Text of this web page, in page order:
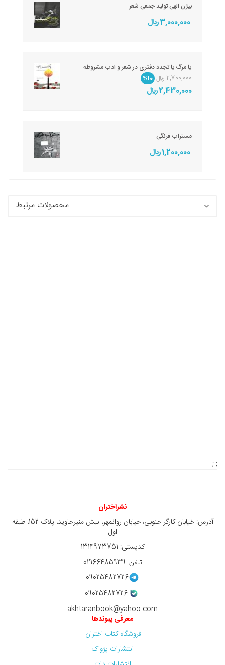
بیژن الهی تولید جمعی شعر
3,000,000 ريال
یا مرگ یا تجدد دفتری در شعر و ادب مشروطه
2,700,000 ريال
%10
2,430,000 ريال
مستراب فرنگی
1,200,000 ريال
محصولات مرتبط
; ;
نشراختران
آدرس: خیابان کارگر جنوبی، خیابان روانمهر، نبش منیرجاوید، پلاک 152، طبقه
اول
کدپستی: 1314973751
تلفن: 02166485939
09025482726
09025482726
akhtaranbook@yahoo.com
معرفی پیوندها
فروشگاه کتاب اختران
انتشارات پژواک